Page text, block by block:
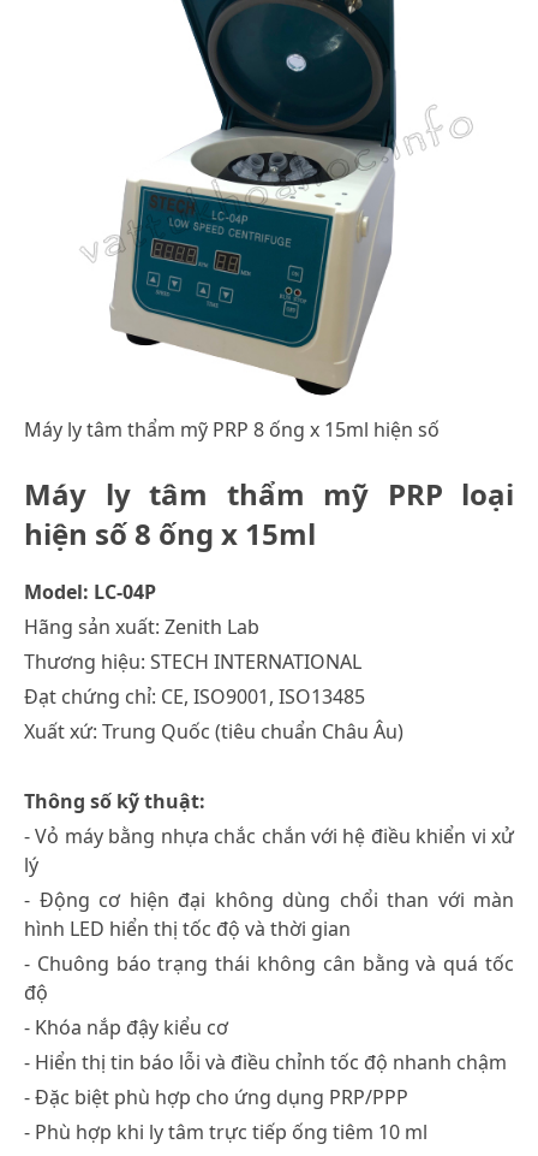
Máy ly tâm thẩm mỹ PRP 8 ống x 15ml hiện số
Máy ly tâm thẩm mỹ PRP loại
hiện số 8 ống x 15ml
Model: LC-04P
Hãng sản xuất: Zenith Lab
Thương hiệu: STECH INTERNATIONAL
Đạt chứng chỉ: CE, ISO9001, ISO13485
Xuất xứ: Trung Quốc (tiêu chuẩn Châu Âu)
Thông số kỹ thuật:
- Vỏ máy bằng nhựa chắc chắn với hệ điều khiển vi xử
lý
- Động cơ hiện đại không dùng chổi than với màn
hình LED hiển thị tốc độ và thời gian
- Chuông báo trạng thái không cân bằng và quá tốc
độ
- Khóa nắp đậy kiểu cơ
- Hiển thị tin báo lỗi và điều chỉnh tốc độ nhanh chậm
- Đặc biệt phù hợp cho ứng dụng PRP/PPP
- Phù hợp khi ly tâm trực tiếp ống tiêm 10 ml